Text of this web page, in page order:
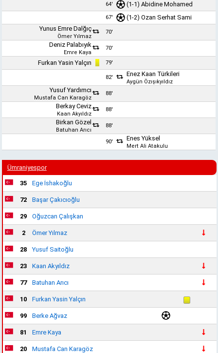
64'
(1-1)Abidine Mohamed
67' (1-2)Ozan Serhat Sami
Yunus Emre Dalğıç
Ömer Yılmaz
70'
Deniz Palabıyık
Emre Kaya
70'
Furkan Yasin Yalçın 79'
82' Enez Kaan Türkileri
Aygün Özışıkyıldız
Yusuf Yardımcı
Mustafa Can Karagöz
88'
Berkay Ceviz
Kaan Akyıldız
88'
Birkan Gözel
Batuhan Arıcı
88'
90' Enes Yüksel
Mert Ali Atakulu
Ümraniyespor
35 Ege İshakoğlu
72 Başar Çakıcıoğlu
29 Oğuzcan Çalışkan
2 Ömer Yılmaz
28 Yusuf Saitoğlu
23 Kaan Akyıldız
77 Batuhan Arıcı
10 Furkan Yasin Yalçın
99 Berke Ağvaz
81 Emre Kaya
20
Mustafa Can Karagöz